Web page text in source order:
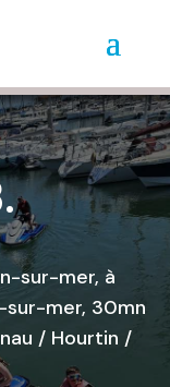
sur-mer, à
sur-mer, 30mn
/ Hourtin /